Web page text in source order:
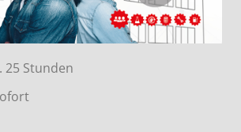
25 Stunden